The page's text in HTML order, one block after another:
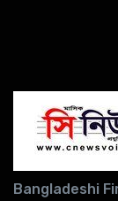
Bangladeshi